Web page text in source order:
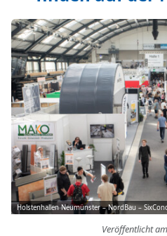
Holstenhallen Neumünster – NordBau –
Veröffentlicht am